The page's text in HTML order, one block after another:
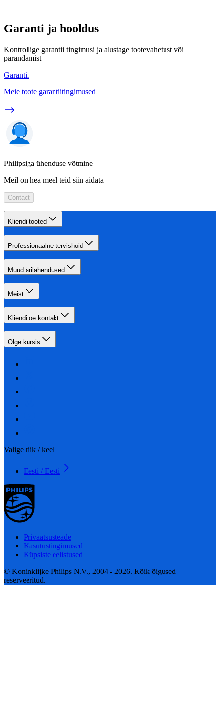
Garanti ja hooldus
Kontrollige garantii tingimusi ja alustage tootevahetust või
parandamist
Garantii
Meie toote garantiitingimused
Philipsiga ühenduse võtmine
Meil on hea meel teid siin aidata
Contact
Kliendi tooted
Professionaalne tervishoid
Muud ärilahendused
Meist
Klienditoe kontakt
Olge kursis
Valige riik / keel
Eesti / Eesti
Privaatsusteade
Kasutustingimused
Küpsiste eelistused
© Koninklijke Philips N.V., 2004 - 2026. Kõik õigused
reserveeritud.